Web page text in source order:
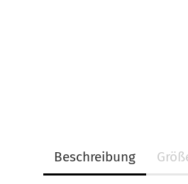
Beschreibung